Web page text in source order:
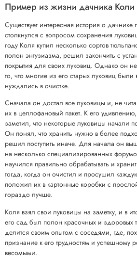
Пример из жизни дачника Коли
Существует интересная история о
столкнулся с вопросом сохранения
году Коля купил несколько сортов
полон энтузиазма, решил закончить с
покрытия для своих луковиц. Однако он
то, что многие из его старых луковиц
нуждались в очистке.
Сначала он достал все луковицы и, не
их в целлофановый пакет. К его
заметил, что некоторые луковицы начали
Он понял, что хранить нужно в более
решил поступить иначе. Для начала он
на несколько специализированных
научился правильно обрабатывать и
тогда, когда он очистил и просушил
положил их в картонные коробки с
гораздо лучше.
Коля взял свои луковицы на заметку, и в
его сад был полон красочных и здоровых
делится своим опытом с соседями, где,
признание к его трудностям и успешному
весомыми.